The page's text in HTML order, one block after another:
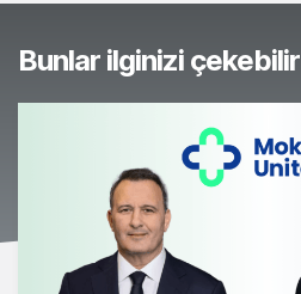
Bunlar ilginizi çekebilir